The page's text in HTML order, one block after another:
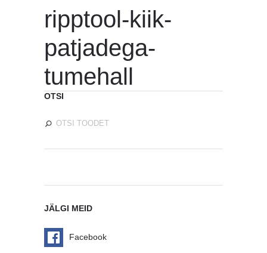
ripptool-kiik-
patjadega-
tumehall
OTSI
JÄLGI MEID
Facebook